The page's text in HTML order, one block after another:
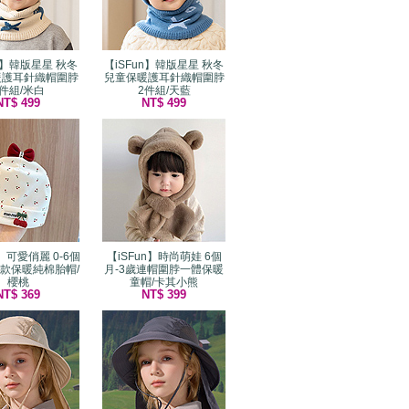
韓版星星 秋冬
耳針織帽圍脖
組/米白
499
【iSFun】韓版星星 秋冬
兒童保暖護耳針織帽圍脖
2件組/天藍
NT$ 499
可愛俏麗 0-6個
保暖純棉胎帽/
櫻桃
369
【iSFun】時尚萌娃 6個
月-3歲連帽圍脖一體保暖
童帽/卡其小熊
NT$ 399